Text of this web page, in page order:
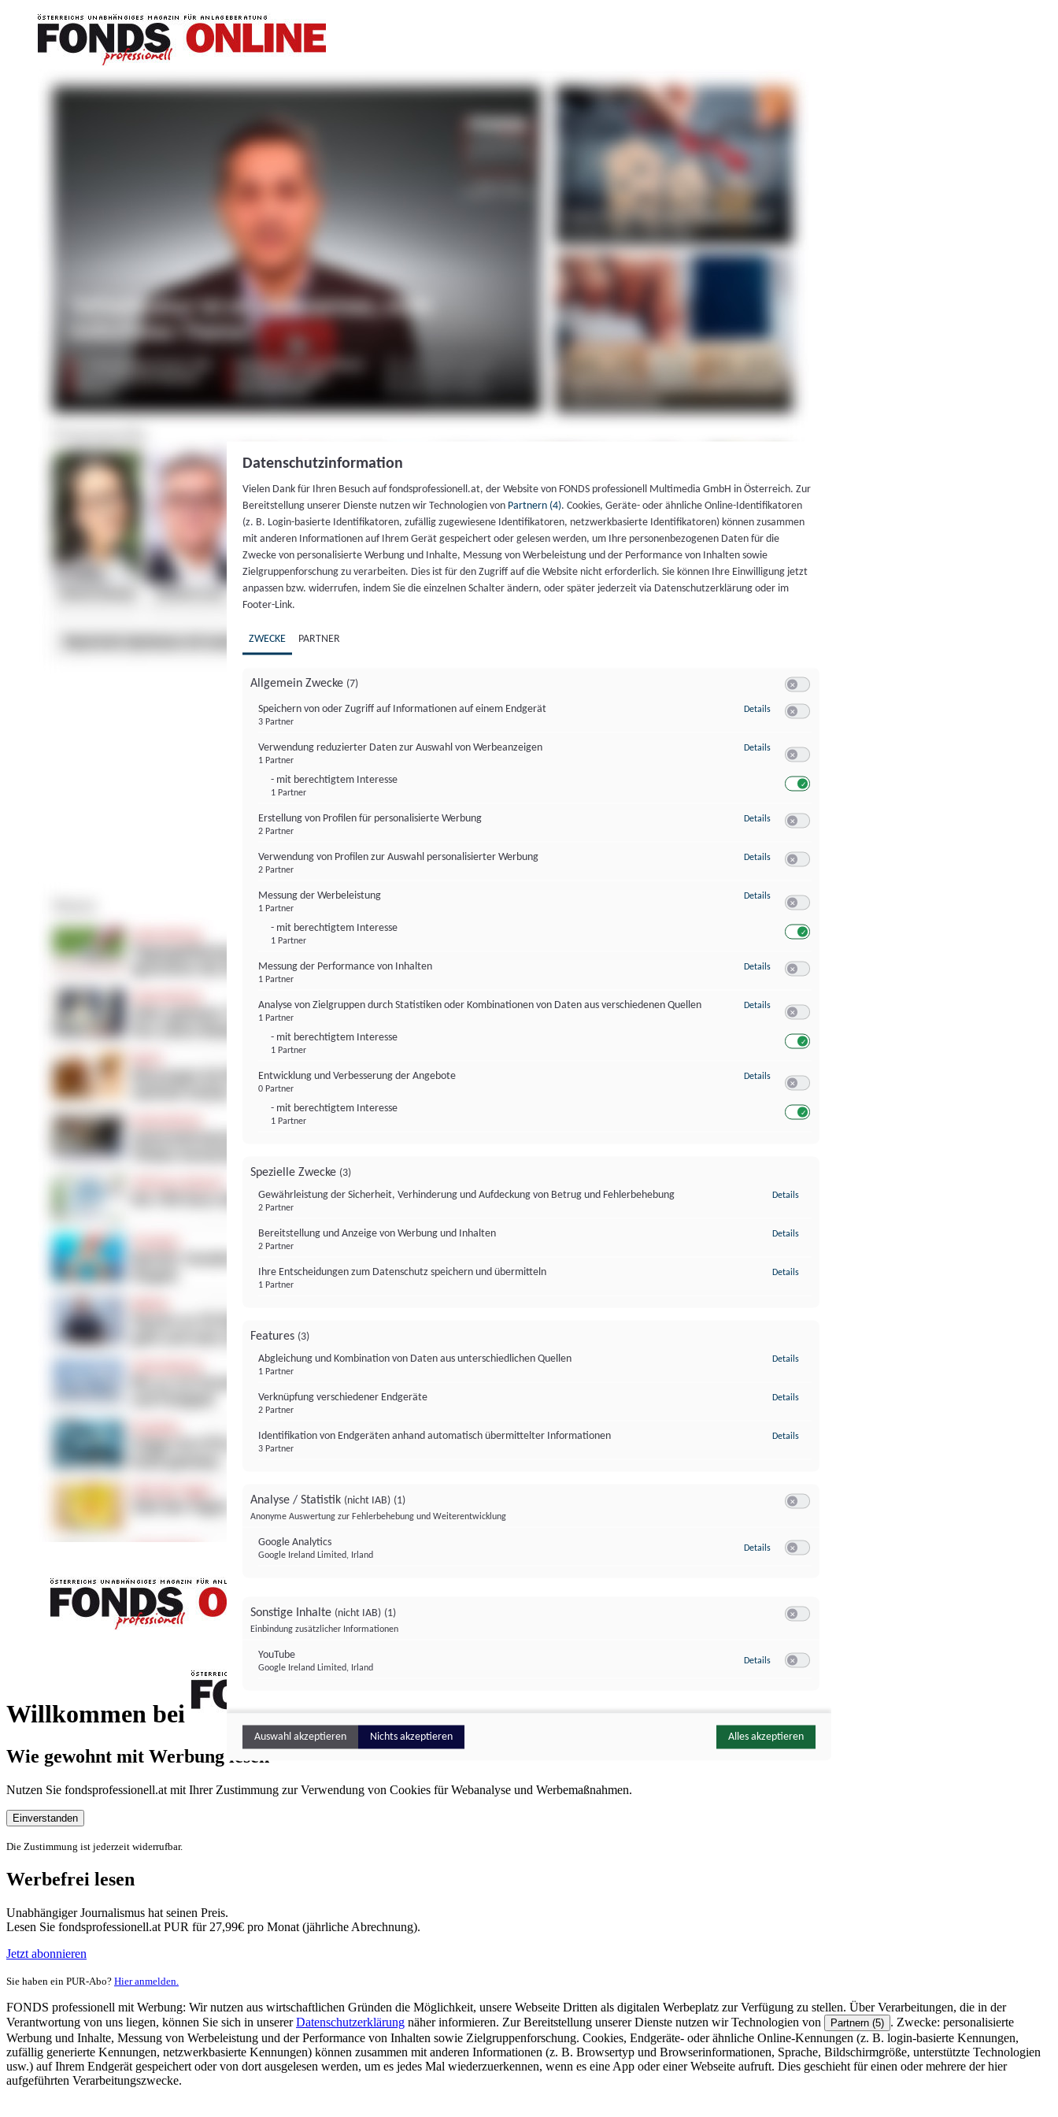
Willkommen bei
FONDS professionell
Wie gewohnt mit Werbung lesen
Nutzen Sie fondsprofessionell.at mit Ihrer Zustimmung zur Verwendung von Cookies für Webanalyse und Werbemaßnahmen.
Einverstanden
Die Zustimmung ist jederzeit widerrufbar.
Werbefrei lesen
Unabhängiger Journalismus hat seinen Preis.
Lesen Sie fondsprofessionell.at PUR für 27,99€ pro Monat (jährliche Abrechnung).
Jetzt abonnieren
Sie haben ein PUR-Abo? Hier anmelden.
FONDS professionell mit Werbung: Wir nutzen aus wirtschaftlichen Gründen die Möglichkeit, unsere Webseite Dritten als digitalen Werbeplatz zur Verfügung zu stellen. Über Verarbeitungen, die in der
Verantwortung von uns liegen, können Sie sich in unsererDatenschutzerklärung näher informieren. Zur Bereitstellung unserer Dienste nutzen wir Technologien von Partnern (5) . Zwecke: personalisierte
Werbung und Inhalte, Messung von Werbeleistung und der Performance von Inhalten sowie Zielgruppenforschung. Cookies, Endgeräte- oder ähnliche Online-Kennungen (z. B. login-basierte Kennungen,
zufällig generierte Kennungen, netzwerkbasierte Kennungen) können zusammen mit anderen Informationen (z. B. Browsertyp und Browserinformationen, Sprache, Bildschirmgröße, unterstützte Technologien
usw.) auf Ihrem Endgerät gespeichert oder von dort ausgelesen werden, um es jedes Mal wiederzuerkennen, wenn es eine App oder einer Webseite aufruft. Dies geschieht für einen oder mehrere der hier
aufgeführten Verarbeitungszwecke.
Datenschutzinformation
Vielen Dank für Ihren Besuch auf fondsprofessionell.at, der Website von FONDS professionell Multimedia GmbH in Österreich. Zur
Bereitstellung unserer Dienste nutzen wir Technologien von Partnern (4). Cookies, Geräte- oder ähnliche Online-Identifikatoren
(z. B. Login-basierte Identifikatoren, zufällig zugewiesene Identifikatoren, netzwerkbasierte Identifikatoren) können zusammen
mit anderen Informationen auf Ihrem Gerät gespeichert oder gelesen werden, um Ihre personenbezogenen Daten für die
Zwecke von personalisierte Werbung und Inhalte, Messung von Werbeleistung und der Performance von Inhalten sowie
Zielgruppenforschung zu verarbeiten. Dies ist für den Zugriff auf die Website nicht erforderlich. Sie können Ihre Einwilligung jetzt
anpassen bzw. widerrufen, indem Sie die einzelnen Schalter ändern, oder später jederzeit via Datenschutzerklärung oder im
Footer-Link.
ZWECKE PARTNER
Allgemein Zwecke (7)
Speichern von oder Zugriff auf Informationen auf einem Endgerät
3 Partner
Details zu Speichern von oder Zugriff auf Informationen auf einem Endgerät
Verwendung reduzierter Daten zur Auswahl von Werbeanzeigen
1 Partner
- mit berechtigtem Interesse
1 Partner
Details zu Verwendung reduzierter Daten zur Auswahl von Werbeanzeigen
Erstellung von Profilen für personalisierte Werbung
2 Partner
Details zu Erstellung von Profilen für personalisierte Werbung
Verwendung von Profilen zur Auswahl personalisierter Werbung
2 Partner
Details zu Verwendung von Profilen zur Auswahl personalisierter Werbung
Messung der Werbeleistung
1 Partner
- mit berechtigtem Interesse
1 Partner
Details zu Messung der Werbeleistung
Messung der Performance von Inhalten
1 Partner
Details zu Messung der Performance von Inhalten
Analyse von Zielgruppen durch Statistiken oder Kombinationen von Daten aus verschiedenen Quellen
1 Partner
- mit berechtigtem Interesse
1 Partner
Details zu Analyse von Zielgruppen durch Statistiken oder Kombinationen von
Entwicklung und Verbesserung der Angebote
0 Partner
- mit berechtigtem Interesse
1 Partner
Details zu Entwicklung und Verbesserung der Angebote
Spezielle Zwecke (3)
Gewährleistung der Sicherheit, Verhinderung und Aufdeckung von Betrug und Fehlerbehebung
2 Partner
Details
Bereitstellung und Anzeige von Werbung und Inhalten
2 Partner
Details
Ihre Entscheidungen zum Datenschutz speichern und übermitteln
1 Partner
Details
Features (3)
Abgleichung und Kombination von Daten aus unterschiedlichen Quellen
1 Partner
Details
Verknüpfung verschiedener Endgeräte
2 Partner
Details
Identifikation von Endgeräten anhand automatisch übermittelter Informationen
3 Partner
Details
Analyse / Statistik (nicht IAB) (1)
Anonyme Auswertung zur Fehlerbehebung und Weiterentwicklung
Google Analytics
Google Ireland Limited, Irland
Details zu Google Analytics
Sonstige Inhalte (nicht IAB) (1)
Einbindung zusätzlicher Informationen
YouTube
Google Ireland Limited, Irland
Details zu YouTube
Auswahl akzeptieren Nichts akzeptieren Alles akzeptieren